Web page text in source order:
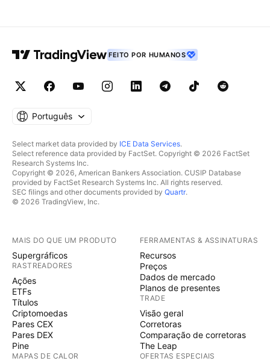
FEITO POR HUMANOS
Português
Select market data provided by ICE Data Services.
Select reference data provided by FactSet. Copyright © 2026 FactSet
Research Systems Inc.
Copyright © 2026, American Bankers Association. CUSIP Database
provided by FactSet Research Systems Inc. All rights reserved.
SEC filings and other documents provided by Quartr.
© 2026 TradingView, Inc.
MAIS DO QUE UM PRODUTO
Supergráficos
RASTREADORES
Ações
ETFs
Títulos
Criptomoedas
Pares CEX
Pares DEX
Pine
MAPAS DE CALOR
FERRAMENTAS & ASSINATURAS
Recursos
Preços
Dados de mercado
Planos de presentes
TRADE
Visão geral
Corretoras
Comparação de corretoras
The Leap
OFERTAS ESPECIAIS